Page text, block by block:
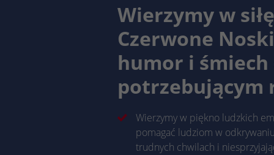
Wierzymy w
Czerwone
humor i śmiech
potrzebującym
Wierzymy w piękno ludzkich
pomagać ludziom w
trudnych chwilach i